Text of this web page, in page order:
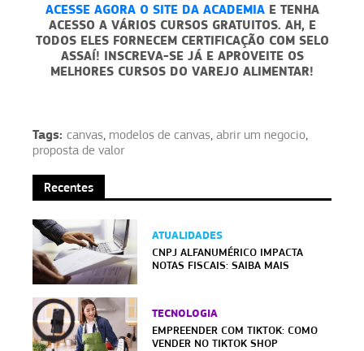
ACESSE AGORA O SITE DA ACADEMIAE TENHA
ACESSO A VÁRIOS CURSOS GRATUITOS. AH, E
TODOS ELES FORNECEM CERTIFICAÇÃO COM SELO
ASSAÍ! INSCREVA-SE JÁ E APROVEITE OS
MELHORES CURSOS DO VAREJO ALIMENTAR!
Tags: canvas, modelos de canvas, abrir um negocio,
proposta de valor
Recentes
ATUALIDADES
CNPJ ALFANUMÉRICO IMPACTA
NOTAS FISCAIS: SAIBA MAIS
TECNOLOGIA
EMPREENDER COM TIKTOK: COMO
VENDER NO TIKTOK SHOP